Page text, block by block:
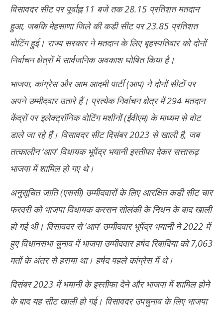
19,
2025
विसावदर सीट पर पूर्वाह्न 11 बजे तक 28.15 प्रतिशत मतदान
हुआ, जबकि मेहसाणा जिले की कडी सीट पर 23.85 प्रतिशत
वोटिंग हुई। राज्य सरकार ने मतदान के लिए बृहस्पतिवार को दोनों
निर्वाचन क्षेत्रों में सार्वजनिक अवकाश घोषित किया है।
भाजपा, कांग्रेस और आम आदमी पार्टी (आप) ने दोनों सीटों पर
अपने उम्मीदवार उतारे हैं। प्रत्येक निर्वाचन क्षेत्र में 294 मतदान
केंद्रों पर इलेक्ट्रॉनिक वोटिंग मशीनों (ईवीएम) के माध्यम से वोट
डाले जा रहे हैं। विसावदर सीट दिसंबर 2023 से खाली है, जब
तत्कालीन ‘आप’ विधायक भूपेंद्र भयानी इस्तीफा देकर सत्तारूढ़
भाजपा में शामिल हो गए थे।
अनुसूचित जाति (एससी) उम्मीदवारों के लिए आरक्षित कडी सीट चार
फरवरी को भाजपा विधायक करसन सोलंकी के निधन के बाद खाली
हो गई थी। विसावदर से ‘आप’ उम्मीदवार भूपेंद्र भयानी ने 2022 में
हुए विधानसभा चुनाव में भाजपा उम्मीदवार हर्षद रिबादिया को 7,063
मतों के अंतर से हराया था। हर्षद पहले कांग्रेस में थे।
दिसंबर 2023 में भयानी के इस्तीफा देने और भाजपा में शामिल होने
के बाद यह सीट खाली हो गई। विसावदर उपचुनाव के लिए भाजपा